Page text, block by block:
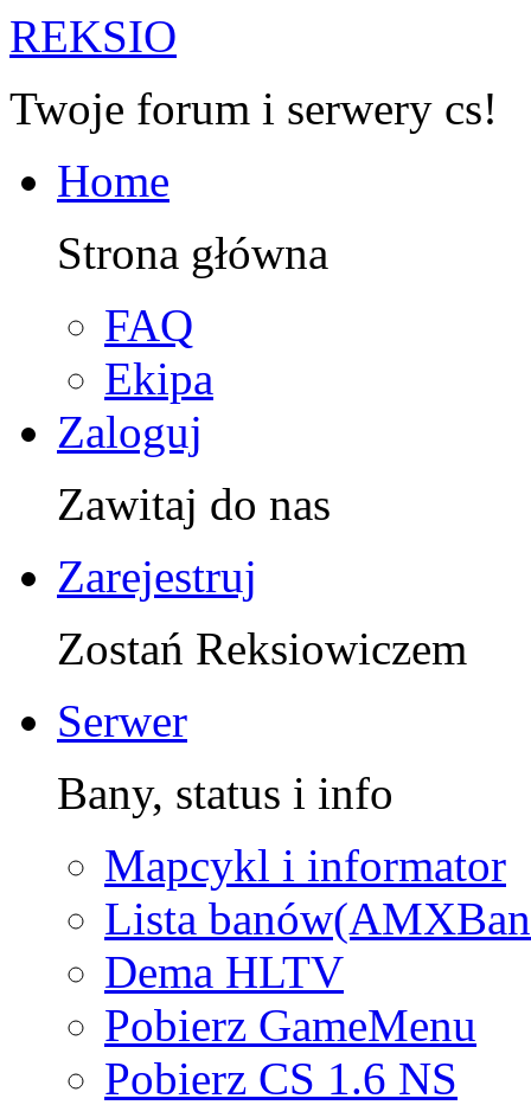
REKSIO
Twoje forum i serwery cs!
Home
Strona główna
FAQ
Ekipa
Zaloguj
Zawitaj do nas
Zarejestruj
Zostań Reksiowiczem
Serwer
Bany, status i info
Mapcykl i informator
Lista
Dema HLTV
Pobierz GameMenu
Pobierz CS 1.6 NS